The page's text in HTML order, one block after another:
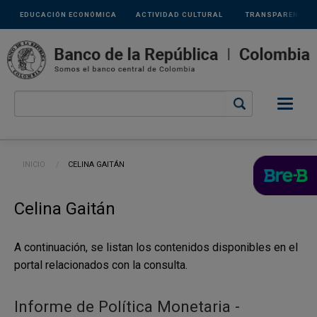
Pasar al contenido principal
Links
secundarios
ACTIVIDAD CULTURAL
EDUCACIÓN ECONÓMICA TRANSPARENCIA
Ruta de navegación
INICIO CURRENT:
CELINA GAITÁN
Celina Gaitán
A continuación, se listan los contenidos disponibles en el
portal relacionados con la consulta.
Informe de Política Monetaria -